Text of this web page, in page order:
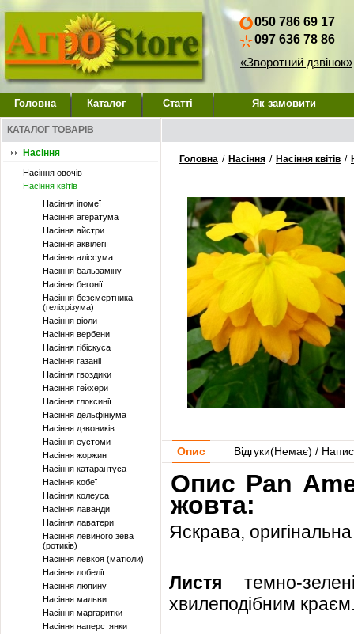
050 786 69 17
097 636 78 86
«Зворотний дзвінок»
Головна Каталог Статті Як замовити
КАТАЛОГ ТОВАРІВ
Насіння
Насіння овочів
Насіння квітів
Насіння іпомеї
Насіння агератума
Насіння айстри
Насіння аквілегії
Насіння аліссума
Насіння бальзаміну
Насіння бегонії
Насіння безсмертника
(геліхрізума)
Насіння віоли
Насіння вербени
Насіння гібіскуса
Насіння газаніі
Насіння гвоздики
Насіння гейхери
Насіння глоксинії
Насіння дельфініума
Насіння дзвоників
Насіння еустоми
Насіння жоржин
Насіння катарантуса
Насіння кобеї
Насіння колеуса
Насіння лаванди
Насіння лаватери
Насіння левиного зева
(ротиків)
Насіння левкоя (матіоли)
Насіння лобелії
Насіння люпину
Насіння мальви
Насіння маргаритки
Насіння наперстянки
Головна / Насіння / Насіння квітів /
Опис Відгуки(Немає) /
Опис Pan
жовта:
Яскрава,
Листя темно-
хвилеподібним